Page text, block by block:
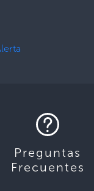
Preguntas
Frecuentes